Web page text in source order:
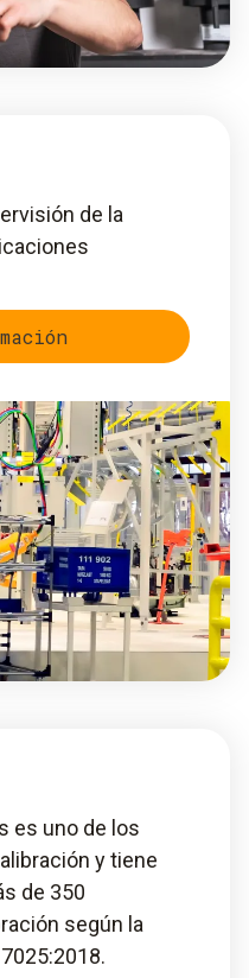
de la
es uno de los
y tiene
de 350
según la